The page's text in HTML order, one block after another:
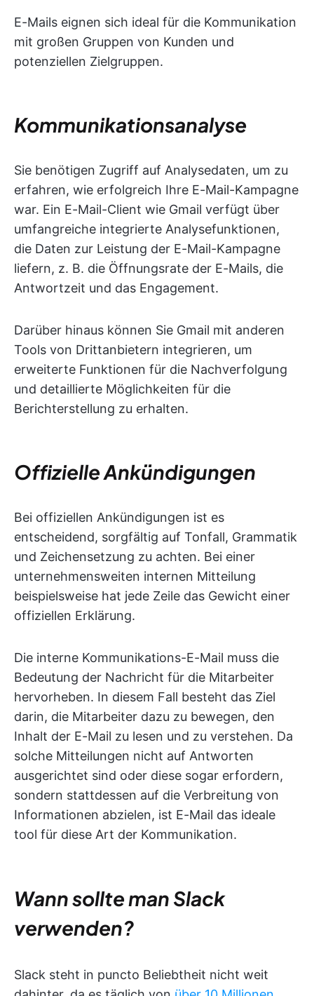
E-Mails eignen sich ideal für die Kommunikation
mit großen Gruppen von Kunden und
potenziellen Zielgruppen.
Kommunikationsanalyse
Sie benötigen Zugriff auf Analysedaten, um zu
erfahren, wie erfolgreich Ihre E-Mail-Kampagne
war. Ein E-Mail-Client wie Gmail verfügt über
umfangreiche integrierte Analysefunktionen,
die Daten zur Leistung der E-Mail-Kampagne
liefern, z. B. die Öffnungsrate der E-Mails, die
Antwortzeit und das Engagement.
Darüber hinaus können Sie Gmail mit anderen
Tools von Drittanbietern integrieren, um
erweiterte Funktionen für die Nachverfolgung
und detaillierte Möglichkeiten für die
Berichterstellung zu erhalten.
Offizielle Ankündigungen
Bei offiziellen Ankündigungen ist es
entscheidend, sorgfältig auf Tonfall, Grammatik
und Zeichensetzung zu achten. Bei einer
unternehmensweiten internen Mitteilung
beispielsweise hat jede Zeile das Gewicht einer
offiziellen Erklärung.
Die interne Kommunikations-E-Mail muss die
Bedeutung der Nachricht für die Mitarbeiter
hervorheben. In diesem Fall besteht das Ziel
darin, die Mitarbeiter dazu zu bewegen, den
Inhalt der E-Mail zu lesen und zu verstehen. Da
solche Mitteilungen nicht auf Antworten
ausgerichtet sind oder diese sogar erfordern,
sondern stattdessen auf die Verbreitung von
Informationen abzielen, ist E-Mail das ideale
tool für diese Art der Kommunikation.
Wann sollte man Slack
verwenden?
Slack steht in puncto Beliebtheit nicht weit